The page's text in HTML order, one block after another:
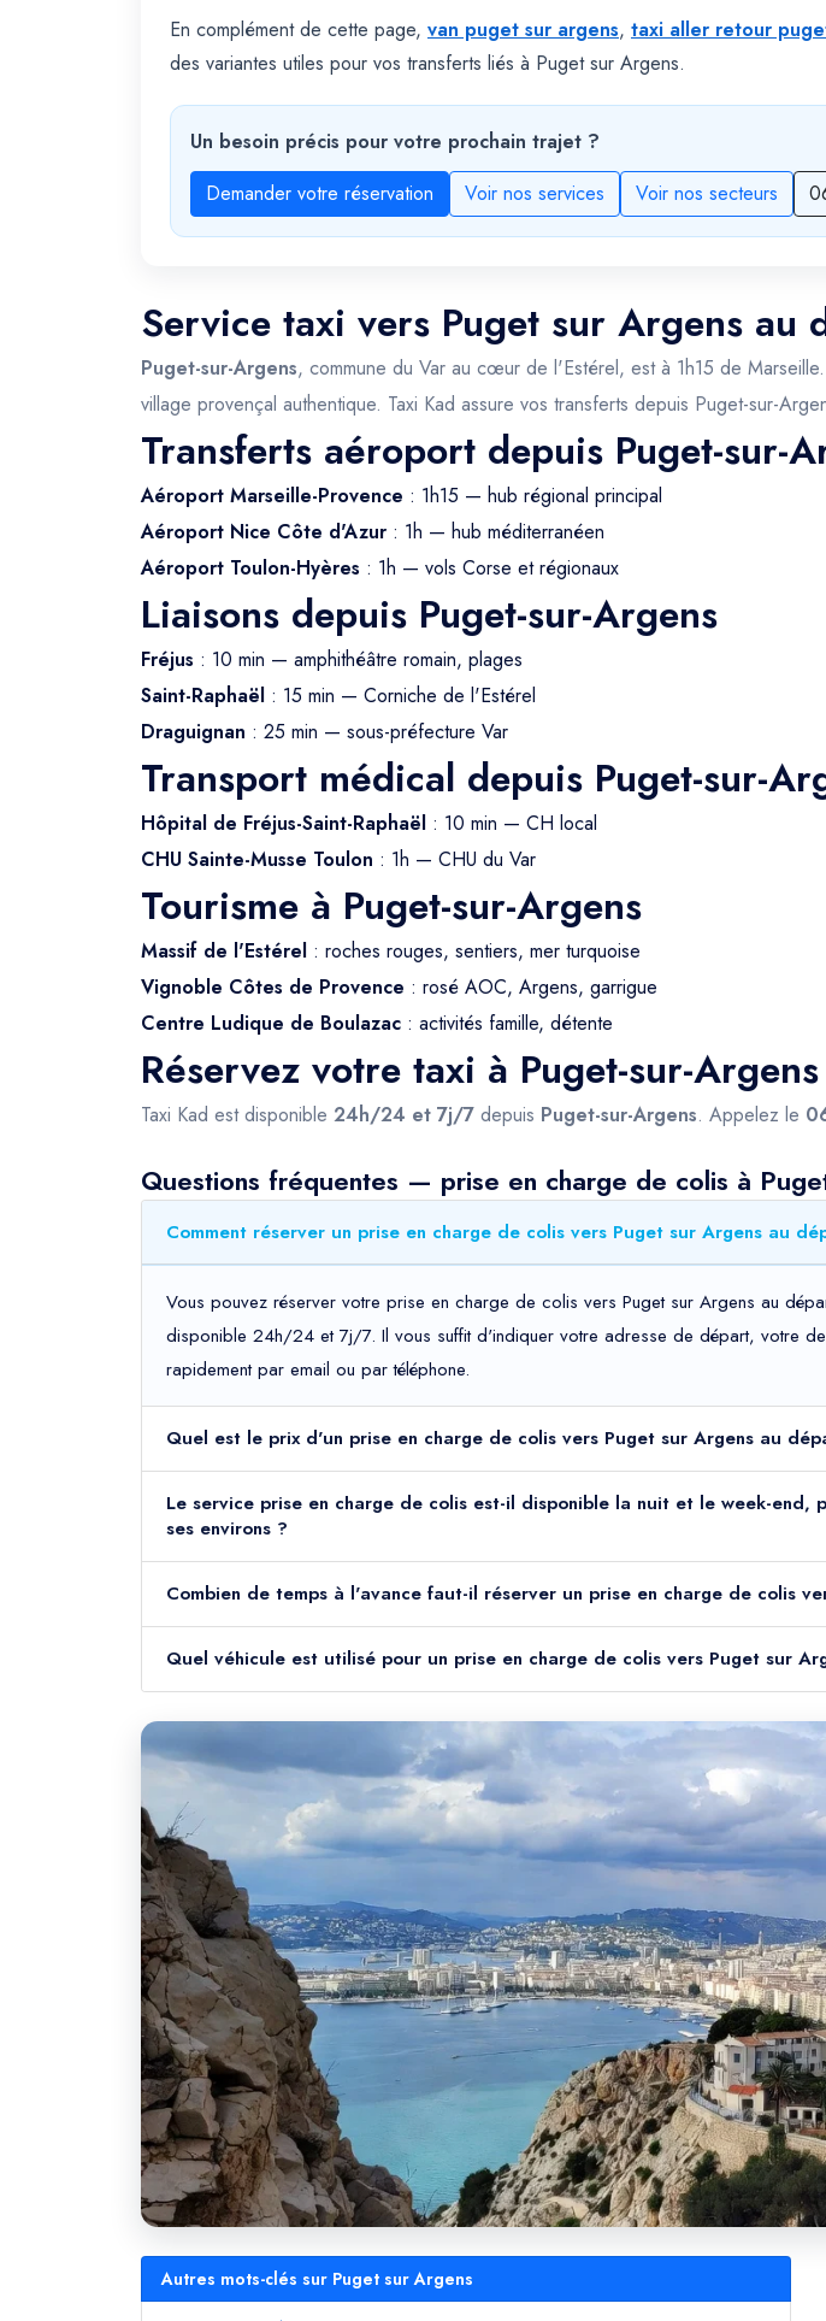
En complément de cette page, van puget sur argens, taxi aller retour
des variantes utiles pour vos transferts liés à Puget sur Argens.
Un besoin précis pour votre prochain trajet ?
Demander votre réservation
Voir nos services Voir nos secteurs
Service taxi vers Puget sur Argens
Puget-sur-Argens, commune du Var au cœur de l'Estérel, est à 1h15 de
village provençal authentique. Taxi Kad assure vos transferts depuis Puget-sur-
Transferts aéroport depuis Puget-sur-
Aéroport Marseille-Provence : 1h15 — hub régional principal
Aéroport Nice Côte d'Azur : 1h — hub méditerranéen
Aéroport Toulon-Hyères : 1h — vols Corse et régionaux
Liaisons depuis Puget-sur-Argens
Fréjus : 10 min — amphithéâtre romain, plages
Saint-Raphaël : 15 min — Corniche de l'Estérel
Draguignan : 25 min — sous-préfecture Var
Transport médical depuis Puget-sur-
Hôpital de Fréjus-Saint-Raphaël : 10 min — CH local
CHU Sainte-Musse Toulon : 1h — CHU du Var
Tourisme à Puget-sur-Argens
Massif de l'Estérel : roches rouges, sentiers, mer turquoise
Vignoble Côtes de Provence : rosé AOC, Argens, garrigue
Centre Ludique de Boulazac : activités famille, détente
Réservez votre taxi à Puget-sur-Argens
Taxi Kad est disponible 24h/24 et 7j/7 depuis Puget-sur-Argens. Appelez le
Questions fréquentes — prise en charge de colis à
Comment réserver un prise en charge de colis vers Puget sur Argens au
Vous pouvez réserver votre prise en charge de colis vers Puget sur Argens au
disponible 24h/24 et 7j/7. Il vous suffit d'indiquer votre adresse de départ, votre
rapidement par email ou par téléphone.
Quel est le prix d'un prise en charge de colis vers Puget sur Argens au
Le service prise en charge de colis est-il disponible la nuit et le week-
ses environs ?
Combien de temps à l'avance faut-il réserver un prise en charge de colis
Quel véhicule est utilisé pour un prise en charge de colis vers Puget sur
Autres mots-clés sur Puget sur Argens